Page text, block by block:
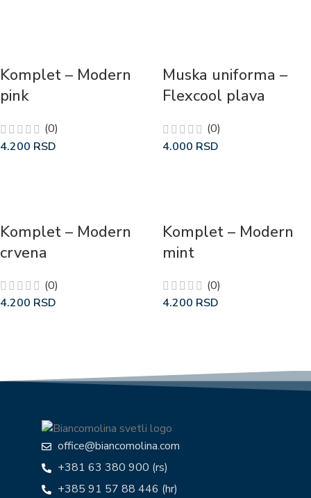
Komplet – Modern
pink
(0)
4.200 RSD
Muska uniforma –
Flexcool plava
(0)
4.000 RSD
Komplet – Modern
crvena
(0)
4.200 RSD
Komplet – Modern
mint
(0)
4.200 RSD
office@biancomolina.com
+381 63 380 900 (rs)
+385 91 57 88 446 (hr)